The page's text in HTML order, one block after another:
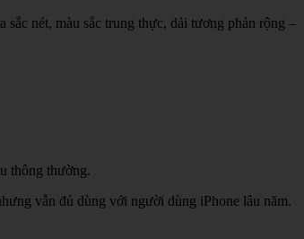
nét, màu sắc trung thực, dải tương phản rộng –
thông thường.
vẫn đủ dùng với người dùng iPhone lâu năm.